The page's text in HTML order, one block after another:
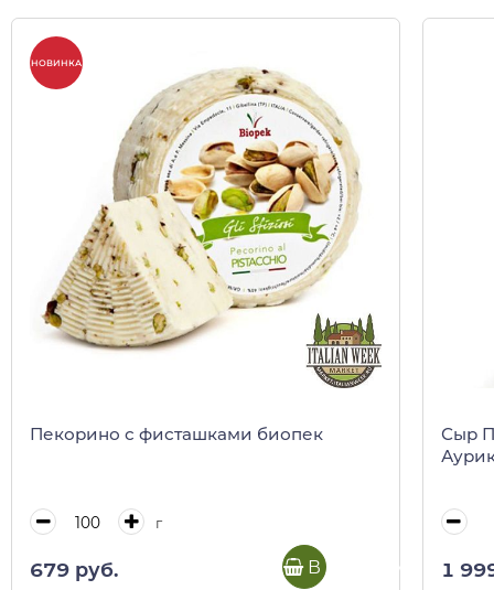
НОВИНКА
Пекорино с фисташками биопек
г
679 руб. В корзину
Сыр
1